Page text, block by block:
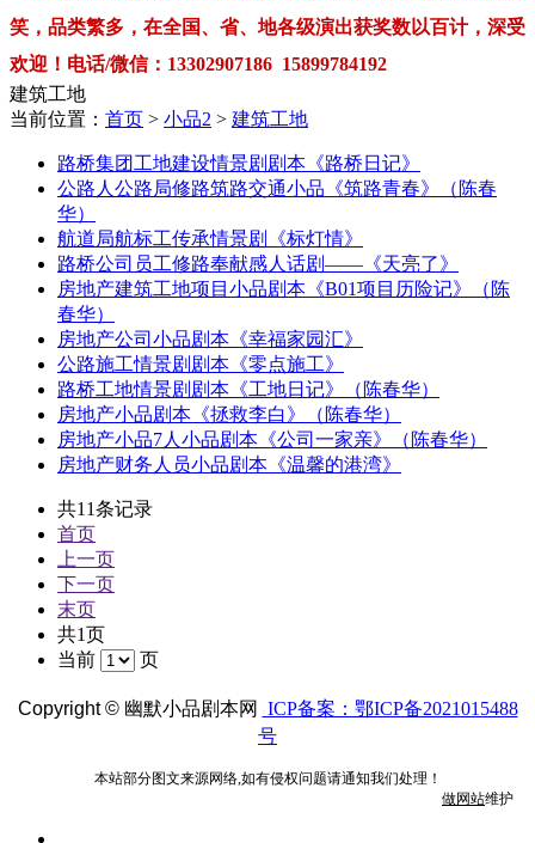
笑，品类繁多，在全国、省、地各级演出获奖数以百计，深受
欢迎！电话/微信：13302907186 15899784192
建筑工地
当前位置： 首页 > 小品2 > 建筑工地
路桥集团工地建设情景剧剧本《路桥日记》
公路人公路局修路筑路交通小品《筑路青春》（陈春
华）
航道局航标工传承情景剧《标灯情》
路桥公司员工修路奉献感人话剧——《天亮了》
房地产建筑工地项目小品剧本《B01项目历险记》（陈
春华）
房地产公司小品剧本《幸福家园汇》
公路施工情景剧剧本《零点施工》
路桥工地情景剧剧本《工地日记》（陈春华）
房地产小品剧本《拯救李白》（陈春华）
房地产小品7人小品剧本《公司一家亲》（陈春华）
房地产财务人员小品剧本《温馨的港湾》
共11条记录
首页
上一页
下一页
末页
共1页
当前
页
Copyright © 幽默小品剧本网
ICP备案：鄂ICP备2021015488
号
本站部分图文来源网络,如有侵权问题请通知我们处理！
做网站维护